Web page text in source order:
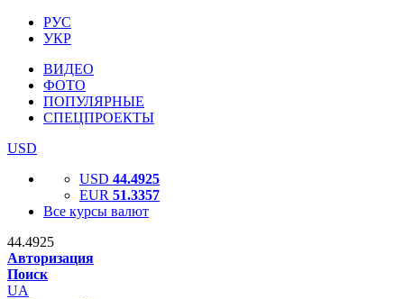
РУС
УКР
ВИДЕО
ФОТО
ПОПУЛЯРНЫЕ
СПЕЦПРОЕКТЫ
USD
USD 44.4925
EUR 51.3357
Все курсы валют
44.4925
Авторизация
Поиск
UA